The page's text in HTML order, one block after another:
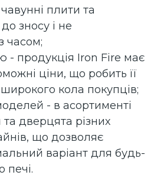
плити та
зносу і не
часом;
- продукція Iron Fire має
ціни, що робить її
кола покупців;
- в асортименті
дверцята різних
що дозволяє
варіант для будь-
печі.